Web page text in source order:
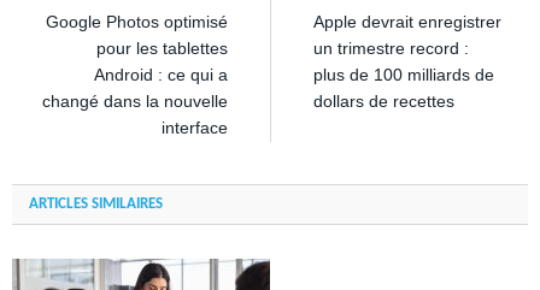
Google Photos optimisé
pour les tablettes
Android : ce qui a
changé dans la nouvelle
interface
Apple devrait enregistrer
un trimestre record :
plus de 100 milliards de
dollars de recettes
ARTICLES SIMILAIRES